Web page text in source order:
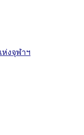
งจุฬาฯ